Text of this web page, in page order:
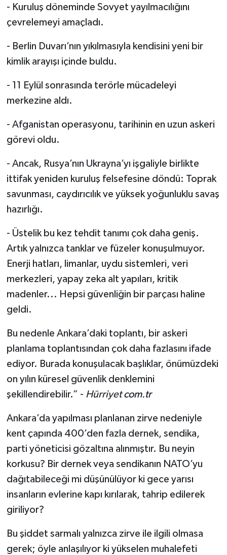
- Kuruluş döneminde Sovyet yayılmacılığını
çevrelemeyi amaçladı.
- Berlin Duvarı’nın yıkılmasıyla kendisini yeni bir
kimlik arayışı içinde buldu.
- 11 Eylül sonrasında terörle mücadeleyi
merkezine aldı.
- Afganistan operasyonu, tarihinin en uzun askeri
görevi oldu.
- Ancak, Rusya’nın Ukrayna’yı işgaliyle birlikte
ittifak yeniden kuruluş felsefesine döndü: Toprak
savunması, caydırıcılık ve yüksek yoğunluklu savaş
hazırlığı.
- Üstelik bu kez tehdit tanımı çok daha geniş.
Artık yalnızca tanklar ve füzeler konuşulmuyor.
Enerji hatları, limanlar, uydu sistemleri, veri
merkezleri, yapay zeka alt yapıları, kritik
madenler... Hepsi güvenliğin bir parçası haline
geldi.
Bu nedenle Ankara’daki toplantı, bir askeri
planlama toplantısından çok daha fazlasını ifade
ediyor. Burada konuşulacak başlıklar, önümüzdeki
on yılın küresel güvenlik denklemini
şekillendirebilir.” - Hürriyetcom.tr
Ankara’da yapılması planlanan zirve nedeniyle
kent çapında 400’den fazla dernek, sendika,
parti yöneticisi gözaltına alınmıştır. Bu neyin
korkusu? Bir dernek veya sendikanın NATO’yu
dağıtabileceği mi düşünülüyor ki gece yarısı
insanların evlerine kapı kırılarak, tahrip edilerek
giriliyor?
Bu şiddet sarmalı yalnızca zirve ile ilgili olmasa
gerek; öyle anlaşılıyor ki yükselen muhalefeti